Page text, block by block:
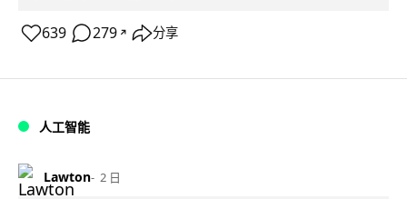
639 279 ↗ 分享
人工智能
Lawton 2 日